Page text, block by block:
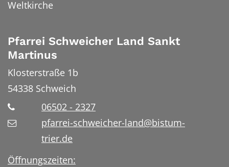
Weltkirche
Pfarrei Schweicher Land Sankt
Martinus
Klosterstraße 1b
54338 Schweich
06502 - 2327
pfarrei-schweicher-land@bistum-
trier.de
Öffnungszeiten: